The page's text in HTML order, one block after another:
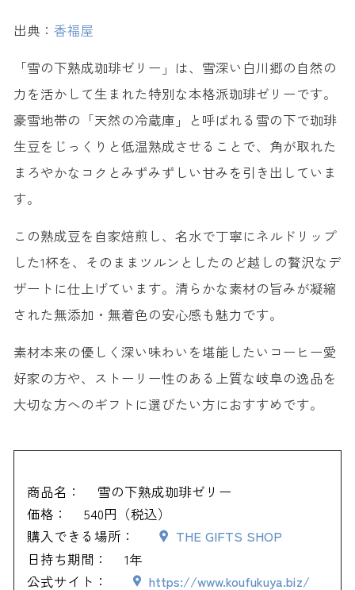
出典： 香福屋
「雪の下熟成珈琲ゼリー」は、雪深い白川郷の自然の
力を活かして生まれた特別な本格派珈琲ゼリーです。
豪雪地帯の「天然の冷蔵庫」と呼ばれる雪の下で珈琲
生豆をじっくりと低温熟成させることで、角が取れた
まろやかなコクとみずみずしい甘みを引き出していま
す。
この熟成豆を自家焙煎し、名水で丁寧にネルドリップ
した1杯を、そのままツルンとしたのど越しの贅沢なデ
ザートに仕上げています。清らかな素材の旨みが凝縮
された無添加・無着色の安心感も魅力です。
素材本来の優しく深い味わいを堪能したいコーヒー愛
好家の方や、ストーリー性のある上質な岐阜の逸品を
大切な方へのギフトに選びたい方におすすめです。
商品名：
雪の下熟成珈琲ゼリー
価格：
540円（税込）
購入できる場所：
THE GIFTS SHOP
日持ち期間：
1年
公式サイト：
https://www.koufukuya.biz/